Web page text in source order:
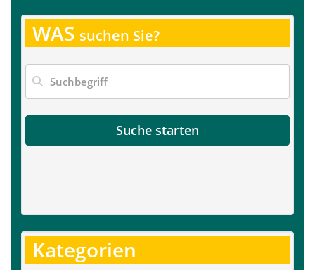
WAS suchen Sie?
Suche starten
Kategorien